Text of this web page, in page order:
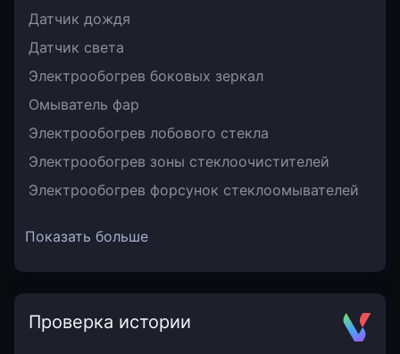
Датчик дождя
Датчик света
Электрообогрев боковых зеркал
Омыватель фар
Электрообогрев лобового стекла
Электрообогрев зоны стеклоочистителей
Электрообогрев форсунок стеклоомывателей
Показать больше
Проверка истории